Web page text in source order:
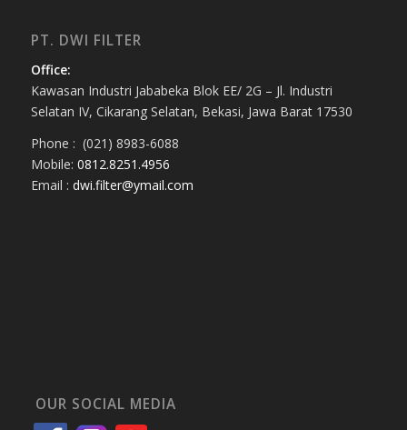
PT. DWI FILTER
Office:
Kawasan Industri Jababeka Blok EE/ 2G – Jl. Industri
Selatan IV, Cikarang Selatan, Bekasi, Jawa Barat 17530
Phone : (021) 8983-6088
Mobile: 0812.8251.4956
Email : dwi.filter@ymail.com
OUR SOCIAL MEDIA